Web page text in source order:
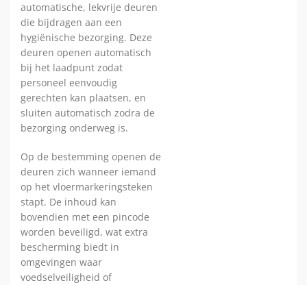
automatische, lekvrije deuren
die bijdragen aan een
hygiënische bezorging. Deze
deuren openen automatisch
bij het laadpunt zodat
personeel eenvoudig
gerechten kan plaatsen, en
sluiten automatisch zodra de
bezorging onderweg is.
Op de bestemming openen de
deuren zich wanneer iemand
op het vloermarkeringsteken
stapt. De inhoud kan
bovendien met een pincode
worden beveiligd, wat extra
bescherming biedt in
omgevingen waar
voedselveiligheid of